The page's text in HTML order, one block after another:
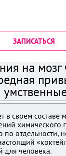
ЗАПИСАТЬСЯ
на мозг
в своем составе
химического
отдельности,
для человека.